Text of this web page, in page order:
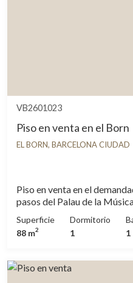
VB2601023
Piso en venta en el Born
EL BORN, BARCELONA CIUDAD
Piso en venta en el
pasos del Palau de la Música
edificio sin ascensor. El
buen estado. La fachada
en cuanto al mantenimiento
vivienda se distribuye de la
Superficie
88 m2
Dormitorio
1
1